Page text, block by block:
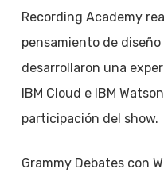
Recording Academy
pensamiento de
desarrollaron una
IBM Cloud e IBM
participación del show.
Grammy Debates con